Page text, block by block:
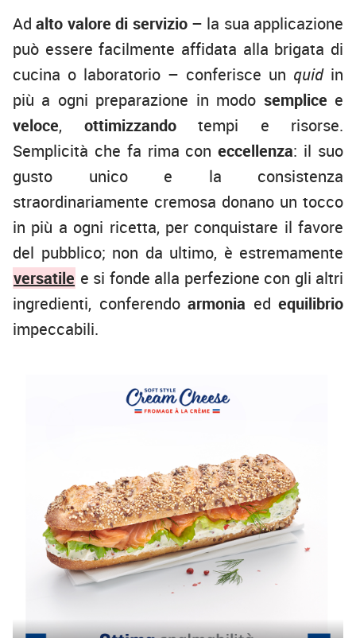
Adalto valore di servizio – la sua applicazione
può essere facilmente affidata alla brigata di
cucina o laboratorio – conferisce un quidin
più a ogni preparazione in modo semplice e
veloce, ottimizzandotempi e risorse.
Semplicità che fa rima coneccellenza: il suo
gusto unico e la consistenza
straordinariamente cremosa donano un tocco
in più a ogni ricetta, per conquistare il favore
del pubblico; non da ultimo, è estremamente
versatile e si fonde alla perfezione con gli altri
ingredienti, conferendo armonia ed equilibrio
impeccabili.